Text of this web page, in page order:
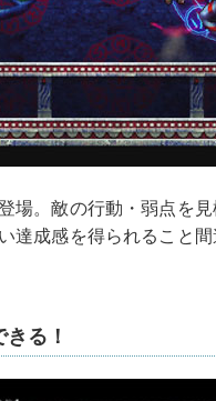
場。敵の行動・弱点を
達成感を得られること間
る！